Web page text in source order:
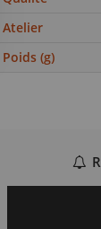
Atelier
Poids (g)